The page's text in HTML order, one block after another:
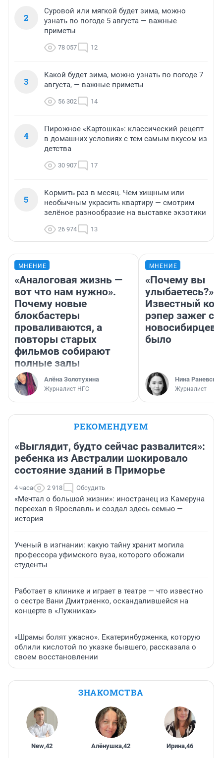
2
Суровой или мягкой будет зима, можно
узнать по погоде 5 августа — важные
приметы
78 057 12
3
Какой будет зима, можно узнать по погоде 7
августа, — важные приметы
56 302 14
4
Пирожное «Картошка»: классический рецепт
в домашних условиях с тем самым вкусом из
детства
30 907 17
5
Кормить раз в месяц. Чем хищным или
необычным украсить квартиру — смотрим
зелёное разнообразие на выставке экзотики
26 974 13
МНЕНИЕ
«Аналоговая жизнь —
вот что нам нужно».
Почему новые
блокбастеры
проваливаются, а
повторы старых
фильмов собирают
полные залы
Алёна Золотухина
Журналист НГС
МНЕНИЕ
«Почему вы
улыбаетесь?»
Известный
рэпер зажег с
новосибирцев:
было
Нина
Журналист
РЕКОМЕНДУЕМ
«Выглядит, будто сейчас развалится»:
ребенка из Австралии шокировало
состояние зданий в Приморье
4 часа 2 918 Обсудить
«Мечтал о большой жизни»: иностранец из Камеруна
переехал в Ярославль и создал здесь семью —
история
Ученый в изгнании: какую тайну хранит могила
профессора уфимского вуза, которого обожали
студенты
Работает в клинике и играет в театре — что известно
о сестре Вани Дмитриенко, оскандалившейся на
концерте в «Лужниках»
«Шрамы болят ужасно». Екатеринбурженка, которую
облили кислотой по указке бывшего, рассказала о
своем восстановлении
ЗНАКОМСТВА
New,42 Алёнушка,42 Ирина,46